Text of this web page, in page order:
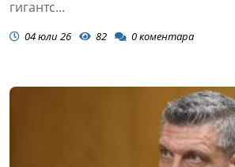
гигантс...
04 юли 26 82 0коментара